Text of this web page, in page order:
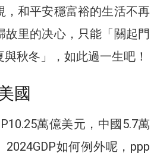
，和平安穩富裕的生活不再
故里的决心，只能「關起門
秋冬」，如此過一生吧！
國
萬億美元，中國5.7萬
2024GDP如何例外呢，ppp